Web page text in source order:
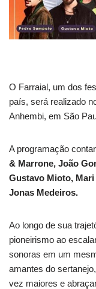
O Farraial, um dos
país, será realizado
Anhembi, em São
A programação
& Marrone, João
Gustavo Mioto,
Jonas Medeiros.
Ao longo de sua
pioneirismo ao
sonoras em um
amantes do
vez maiores e